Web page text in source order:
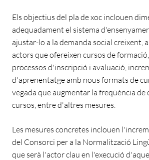
Els objectius del pla de xoc inclouen
adequadament el sistema
ajustar-lo a la demanda social creixent,
actors que ofereixen cursos de
processos d'inscripció i avaluació,
d'aprenentatge amb nous formats de
vegada que augmentar la freqüència
cursos, entre d'altres mesures.
Les mesures concretes inclouen
del Consorci per a la Normalització
que serà l'actor clau en l'execució